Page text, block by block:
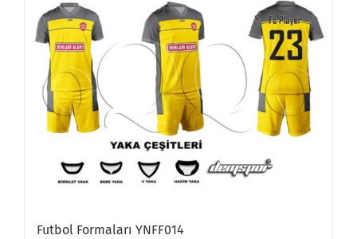
Futbol Formaları YNFF014